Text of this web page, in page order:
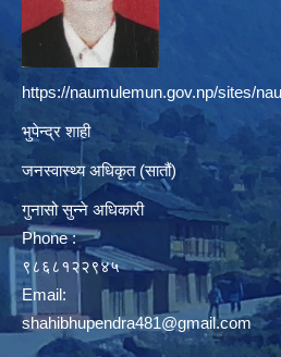
https://naumulemun.gov.np/sites/
भुपेन्द्र शाही
जनस्वास्थ्य अधिकृत (सातौं)
गुनासो सुन्ने अधिकारी
Phone :
९८६८१२२९४५
Email:
shahibhupendra481@gmail.com